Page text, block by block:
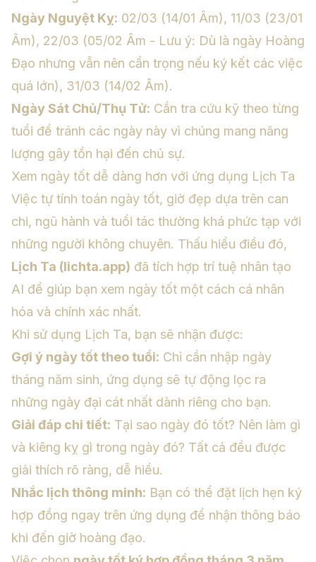
Ngày Nguyệt Kỵ: 02/03 (14/01 Âm), 11/03 (23/01
Âm), 22/03 (05/02 Âm - Lưu ý: Dù là ngày Hoàng
Đạo nhưng vẫn nên cẩn trọng nếu ký kết các việc
quá lớn), 31/03 (14/02 Âm).
Ngày Sát Chủ/Thụ Tử: Cần tra cứu kỹ theo từng
tuổi để tránh các ngày này vì chúng mang năng
lượng gây tổn hại đến chủ sự.
Xem ngày tốt dễ dàng hơn với ứng dụng Lịch Ta
Việc tự tính toán ngày tốt, giờ đẹp dựa trên can
chi, ngũ hành và tuổi tác thường khá phức tạp với
những người không chuyên. Thấu hiểu điều đó,
Lịch Ta (lichta.app) đã tích hợp trí tuệ nhân tạo
AI để giúp bạn xem ngày tốt một cách cá nhân
hóa và chính xác nhất.
Khi sử dụng Lịch Ta, bạn sẽ nhận được:
Gợi ý ngày tốt theo tuổi: Chỉ cần nhập ngày
tháng năm sinh, ứng dụng sẽ tự động lọc ra
những ngày đại cát nhất dành riêng cho bạn.
Giải đáp chi tiết: Tại sao ngày đó tốt? Nên làm gì
và kiêng kỵ gì trong ngày đó? Tất cả đều được
giải thích rõ ràng, dễ hiểu.
Nhắc lịch thông minh: Bạn có thể đặt lịch hẹn ký
hợp đồng ngay trên ứng dụng để nhận thông báo
khi đến giờ hoàng đạo.